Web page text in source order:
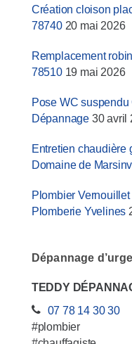
Création cloison
78740 20 mai 2026
Remplacement
78510 19 mai 2026
Pose WC
Dépannage 30 avril
Entretien chaudière
Domaine de
Plombier
Plomberie Yvelines
Dépannage
TEDDY
07 78 14 30 30
#plombier